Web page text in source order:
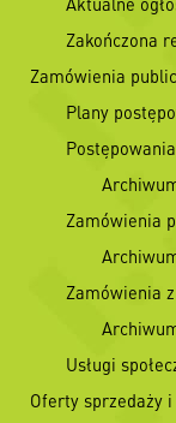
Zakończona
Zamówienia
Plany
Zamówienia
Zamówienia
Usługi
Oferty sprzedaży